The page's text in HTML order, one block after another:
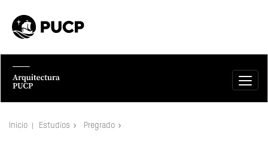
Inicio Estudios Pregrado